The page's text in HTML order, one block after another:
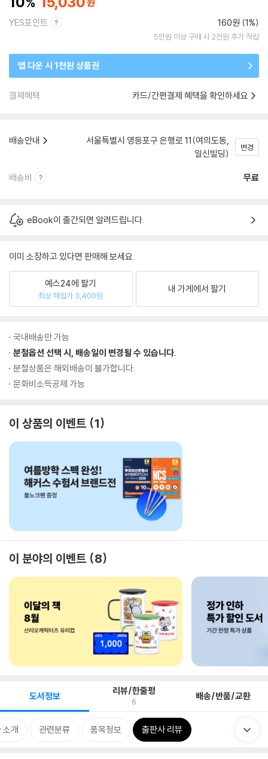
YES포인트 160원 (1%)
5만원 이상 구매 시 2천원 추가 적립
앱 다운 시 1천원 상품권
결제혜택 카드/간편결제 혜택을 확인하세요
배송안내
서울특별시 영등포구 은행로 11(여의도동,
일신빌딩)
변경
배송비 무료
eBook이 출간되면 알려드립니다.
이미 소장하고 있다면 판매해 보세요.
예스24에 팔기
최상 매입가 3,400원
내 가게에서 팔기
국내배송만 가능
분철옵션 선택 시, 배송일이 변경될 수 있습니다.
분철상품은 해외배송이 불가합니다.
문화비소득공제 가능
이 상품의 이벤트 1
이 분야의 이벤트 8
도서정보 리뷰/한줄평
6 배송/반품/교환
소개 관련분류 품목정보 출판사 리뷰